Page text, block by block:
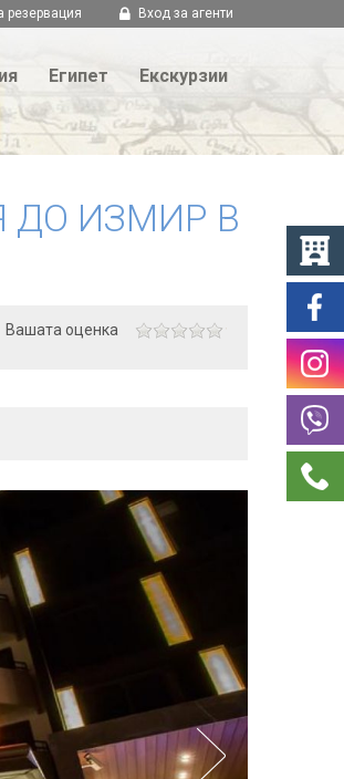
резервация Вход за агенти
Египет Екскурзии
ДО ИЗМИР В
Вашата оценка